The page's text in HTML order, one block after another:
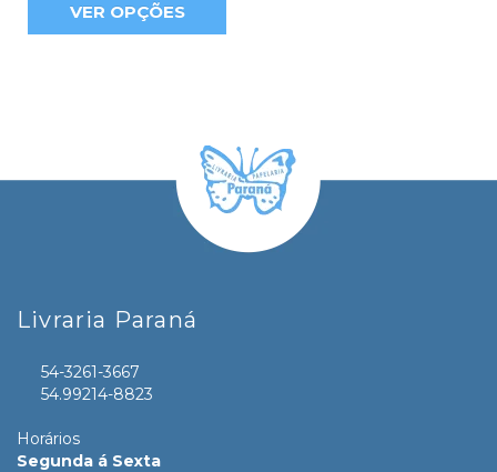
VER OPÇÕES
Livraria Paraná
54-3261-3667
54.99214-8823
Horários
Segunda á Sexta